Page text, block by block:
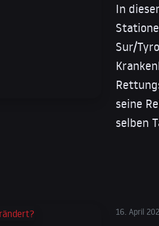
In
Sur/
seine
selben
16. April